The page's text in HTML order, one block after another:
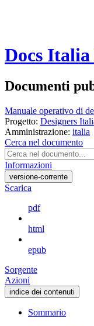
Docs Italia
Documenti
Manuale operativo di
Progetto: Designers
Amministrazione: italia
Cerca nel documento
Informazioni
versione-corrente
Scarica
pdf
html
epub
Sorgente
Azioni
indice dei contenuti
Sommario